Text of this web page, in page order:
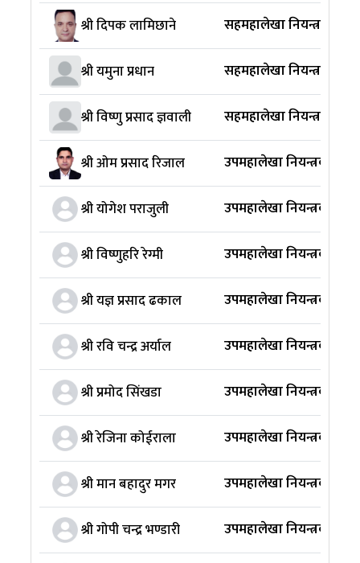
श्री दिपक लामिछाने सहमहालेखा नियन्त्रक
श्री यमुना प्रधान सहमहालेखा नियन्त्रक
श्री विष्णु प्रसाद ज्ञवाली सहमहालेखा नियन्त्रक
श्री ओम प्रसाद रिजाल उपमहालेखा नियन्त्रक
श्री योगेश पराजुली उपमहालेखा नियन्त्रक
श्री विष्णुहरि रेग्मी उपमहालेखा नियन्त्रक
श्री यज्ञ प्रसाद ढकाल उपमहालेखा नियन्त्रक
श्री रवि चन्द्र अर्याल उपमहालेखा नियन्त्रक
श्री प्रमोद सिंखडा उपमहालेखा नियन्त्रक
श्री रेजिना कोईराला उपमहालेखा नियन्त्रक
श्री मान बहादुर मगर उपमहालेखा नियन्त्रक
श्री गोपी चन्द्र भण्डारी उपमहालेखा नियन्त्रक